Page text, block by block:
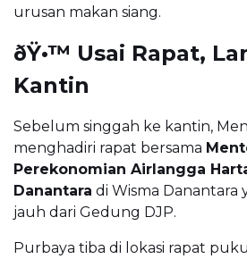
urusan makan siang.
ðŸ•™ Usai Rapat,
Kantin
Sebelum singgah ke kantin,
menghadiri rapat bersama
Perekonomian Airlangga
Danantara di Wisma Danantara
jauh dari Gedung DJP.
Purbaya tiba di lokasi rapat